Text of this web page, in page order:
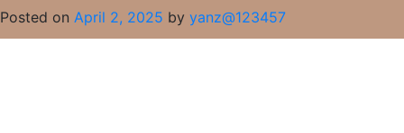
Posted on April 2, 2025 by yanz@123457